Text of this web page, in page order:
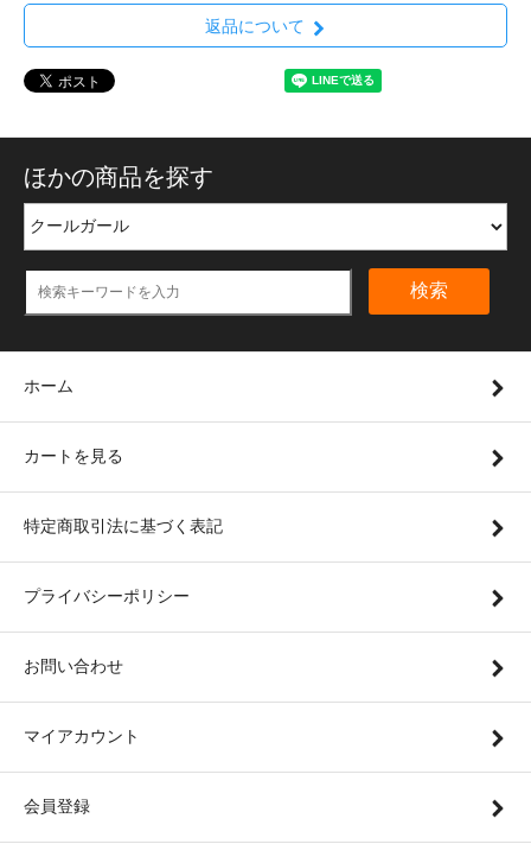
返品について
ほかの商品を探す
検索
ホーム
カートを見る
特定商取引法に基づく表記
プライバシーポリシー
お問い合わせ
マイアカウント
会員登録